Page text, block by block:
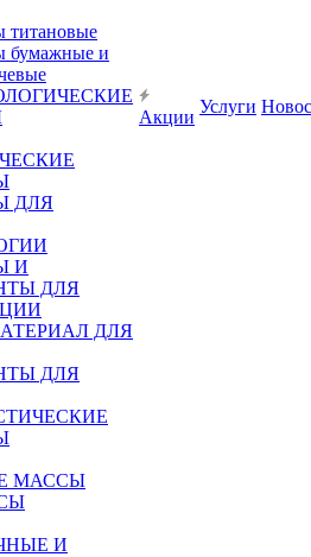
бумажные и
ДЛЯ
И
ДЛЯ
ДЛЯ
ДЛЯ
МАССЫ
И
Акции
Услуги